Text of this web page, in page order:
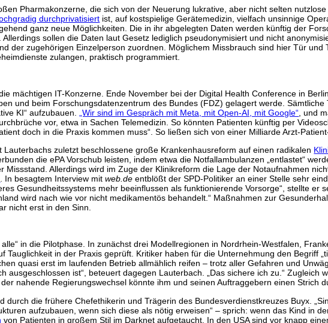
Pharmakonzerne, die sich von der Neuerung lukrative, aber nicht selten
durchprivatisiert ist, auf kostspielige Gerätemedizin, vielfach unsinnige
ganz neue Möglichkeiten. Die in ihr abgelegten Daten werden künftig der
sollen die Daten laut Gesetz lediglich pseudonymisiert und nicht
der zugehörigen Einzelperson zuordnen. Möglichem Missbrauch sind hier Tür und
zulangen, praktisch programmiert.
mächtigen IT-Konzerne. Ende November bei der Digital Health Conference in
und beim Forschungsdatenzentrum des Bundes (FDZ) gelagert werde.
KI“ aufzubauen.
„Wir sind im Gespräch mit Meta, mit Open-AI, mit Google“ , und
vor, etwa in Sachen Telemedizin. So könnten Patienten künftig per
doch in die Praxis kommen muss“. So ließen sich von einer Milliarde Arzt-
zuletzt beschlossene große Krankenhausreform auf einen radikalen
die ePA Vorschub leisten, indem etwa die Notfallambulanzen „entlastet“
Missstand. Allerdings wird im Zuge der Klinikreform die Lage der Notaufnahmen
. In besagtem Interview mitweb.de entblößt der SPD-Politiker an einer Stelle sehr
Gesundheitssystems mehr beeinflussen als funktionierende Vorsorge“, stellte er
wird nach wie vor nicht medikamentös behandelt.“ Maßnahmen zur
nicht erst in den Sinn.
in die Pilotphase. In zunächst drei Modellregionen in Nordrhein-Westfalen,
Tauglichkeit in der Praxis geprüft. Kritiker haben für die Unternehmung den Begriff
quasi erst im laufenden Betrieb allmählich reifen – trotz aller Gefahren und
ausgeschlossen ist“, beteuert dagegen Lauterbach. „Das sichere ich zu.“ Zugleich
nahende Regierungswechsel könnte ihm und seinen Auftraggebern einen Strich
durch die frühere Chefethikerin und Trägerin des Bundesverdienstkreuzes Buyx.
aufzubauen, wenn sich diese als nötig erweisen“ – sprich: wenn das Kind in
von Patienten in großem Stil im Darknet aufgetaucht. In den USA sind vor knapp